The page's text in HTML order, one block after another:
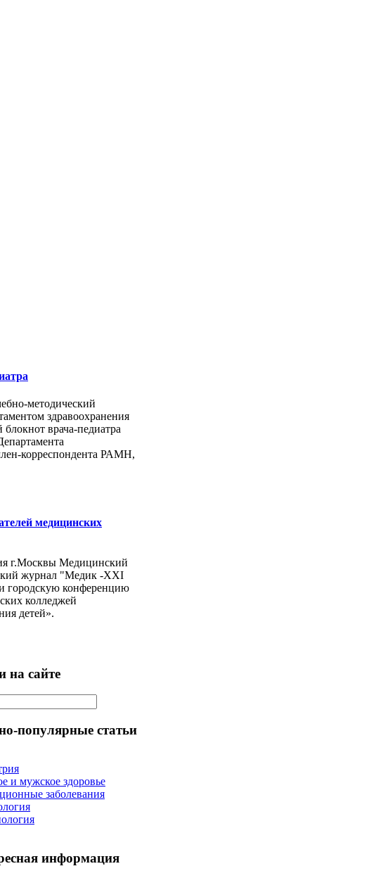
методический
здравоохранения
врача-педиатра
корреспондента РАМН,
медицинских
г.Москвы Медицинский
журнал "Медик -ХХI
городскую конференцию
колледжей
детей».
на сайте
популярные статьи
и мужское здоровье
заболевания
информация